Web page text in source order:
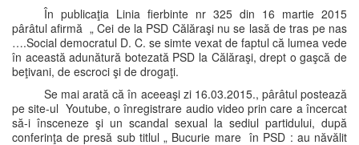
În publicaţia Linia fierbinte nr 325 din 16 martie 2015
pârâtul afirmă „ Cei de la PSD Călăraşi nu se lasă de tras pe nas
….Social democratul D. C. se simte vexat de faptul că lumea vede
în această adunătură botezată PSD la Călăraşi, drept o gaşcă de
beţivani, de escroci şi de drogaţi.
Se mai arată că în aceeaşi zi 16.03.2015., pârâtul postează
pe site-ul Youtube, o înregistrare audio video prin care a încercat
să-i însceneze şi un scandal sexual la sediul partidului, după
conferinţa de presă sub titlul „ Bucurie mare în PSD : au năvălit